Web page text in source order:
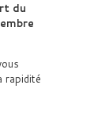
du
rapidité